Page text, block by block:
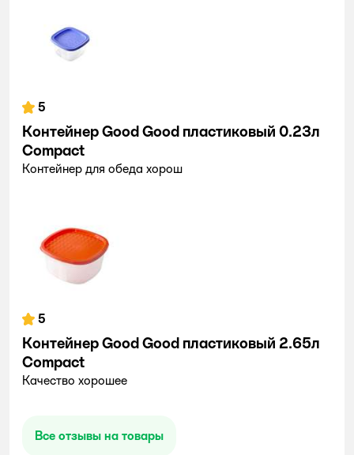
5
Контейнер Good Good пластиковый 0.23л
Compact
Контейнер для обеда хорош
5
Контейнер Good Good пластиковый 2.65л
Compact
Качество хорошее
Все отзывы на товары